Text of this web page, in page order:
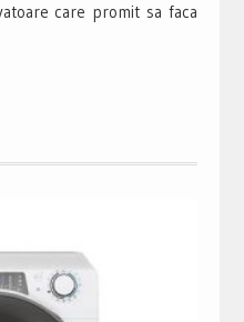
care promit sa faca